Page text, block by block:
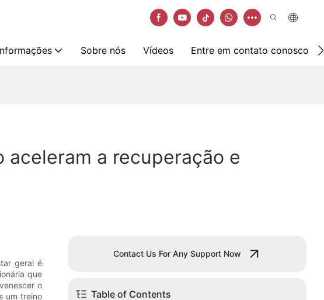
Sobre nós Vídeos Entre em contato conosco
a recuperação e
geral é
que
o
um treino
Contact Us For Any Support Now
Table of Contents